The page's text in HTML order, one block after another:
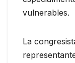
vulnerables.
La